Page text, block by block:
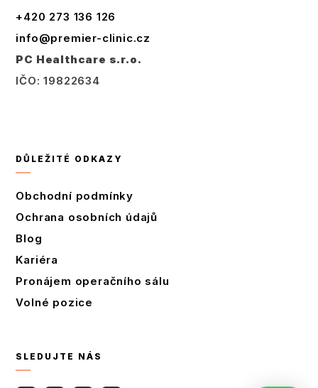
+420 273 136 126
info@premier-clinic.cz
PC Healthcare s.r.o.
IČO: 19822634
DŮLEŽITÉ ODKAZY
Obchodní podmínky
Ochrana osobních údajů
Blog
Kariéra
Pronájem operačního sálu
Volné pozice
SLEDUJTE NÁS